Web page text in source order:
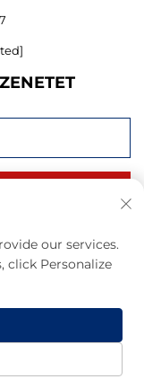
Intelligent
|
our services.
click Personalize